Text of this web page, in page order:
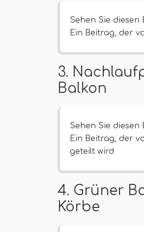
Sehen Sie
Ein Beitrag, der
3.
Balkon
Sehen Sie
Ein Beitrag, der
geteilt wird
4. Grüner
Körbe